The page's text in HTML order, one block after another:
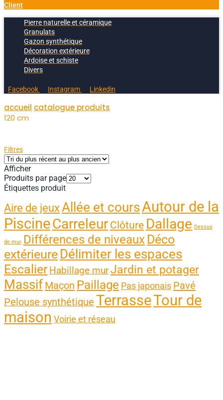
Client
Pierre naturelle et céramique
Granulats
Gazon synthétique
Décoration extérieure
Ardoise et schiste
Divers
Facebook Instagram Linkedin
accueil catalogue produits
120 cm
Filtres
Afficher
Produits par page
Étiquettes produit
Aire de jeuxAllée et coursAutour de la
PiscineCarreleur Clôture Dallage Dessus
de mur Différences de niveaux Déco
extérieure Délimiter les espaces
Escalier Habillage murJardin et potager
Massif Maçon Paillage Pas japonais Pavé
Pelouse synthétique TerrasseTour de
maison Voirie et réseau